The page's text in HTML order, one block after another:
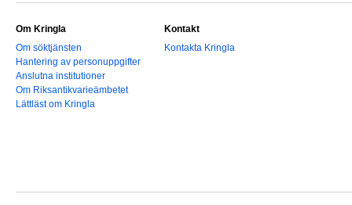
Om Kringla
Om söktjänsten
Hantering av personuppgifter
Anslutna institutioner
Om Riksantikvarieämbetet
Lättläst om Kringla
Kontakt
Kontakta Kringla